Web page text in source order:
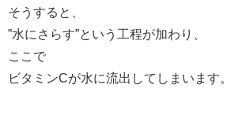
そうすると、
”水にさらす”という工程が加わり、
ここで
ビタミンCが水に流出してしまいます。